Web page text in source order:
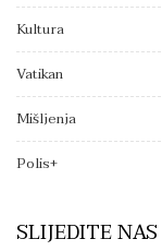
Kultura
Vatikan
Mišljenja
Polis+
SLIJEDITE NAS